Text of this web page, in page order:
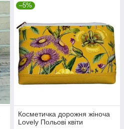
–5%
Косметичка дорожня жіноча
Lovely Польові квіти